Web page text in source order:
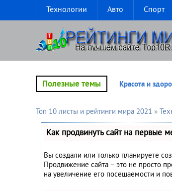
Технологии Авто Спорт
Полезные темы Красота и
Топ 10 листы и рейтинги мира 2021 »
Как продвинуть сайт на первые
Вы создали или только планируете
Продвижение сайта – это не просто
на увеличение его посещаемости и